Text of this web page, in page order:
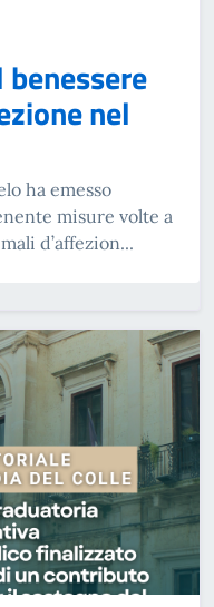
nel
ha emesso
misure volte a
d’affezion...